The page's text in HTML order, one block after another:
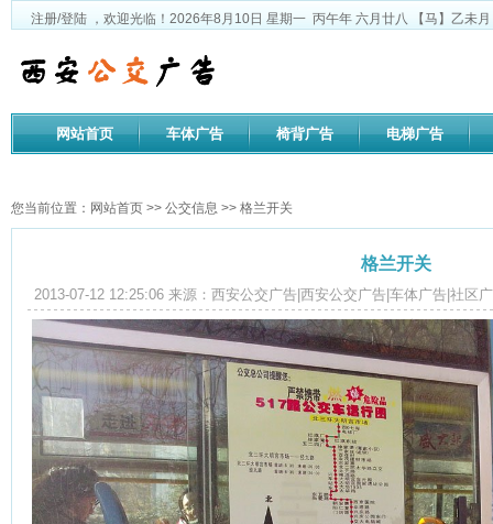
注册/登陆 ，欢迎光临！ 2026年8月10日 星期一 丙午年 六月廿八 【马】乙未
网站首页 车体广告 椅背广告 电梯广告
您当前位置： 网站首页 >> 公交信息 >> 格兰开关
格兰开关
2013-07-12 12:25:06 来源：西安公交广告|西安公交广告|车体广告|社区
3996次